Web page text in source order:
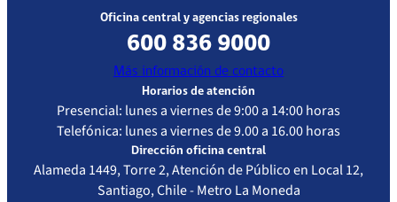
Oficina central y agencias regionales
600 836 9000
Más información de contacto
Horarios de atención
Presencial: lunes a viernes de 9:00 a 14:00 horas
Telefónica: lunes a viernes de 9.00 a 16.00 horas
Dirección oficina central
Alameda 1449, Torre 2, Atención de Público en Local 12,
Santiago, Chile - Metro La Moneda